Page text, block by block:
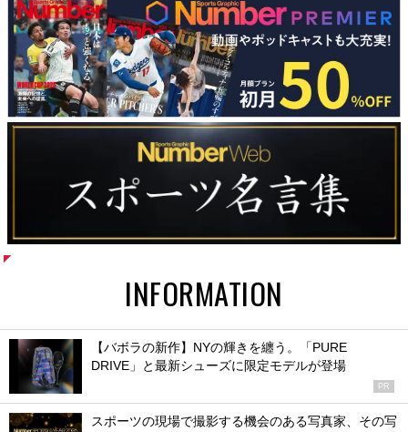
INFORMATION
【バボラの新作】NYの輝きを纏う。「PURE
DRIVE」と最新シューズに限定モデルが登場
PR
スポーツの現場で撮影する機会のある写真家、その写